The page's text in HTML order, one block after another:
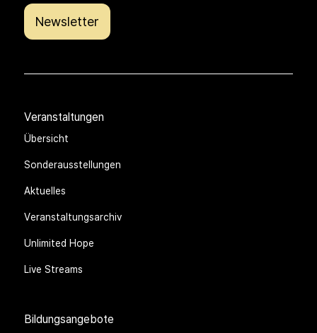
Newsletter
Veranstaltungen
Übersicht
Sonderausstellungen
Aktuelles
Veranstaltungsarchiv
Unlimited Hope
Live Streams
Bildungsangebote